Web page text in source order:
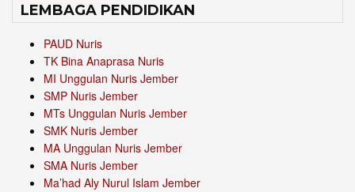
LEMBAGA PENDIDIKAN
PAUD Nuris
TK Bina Anaprasa Nuris
MI Unggulan Nuris Jember
SMP Nuris Jember
MTs Unggulan Nuris Jember
SMK Nuris Jember
MA Unggulan Nuris Jember
SMA Nuris Jember
Ma’had Aly Nurul Islam Jember